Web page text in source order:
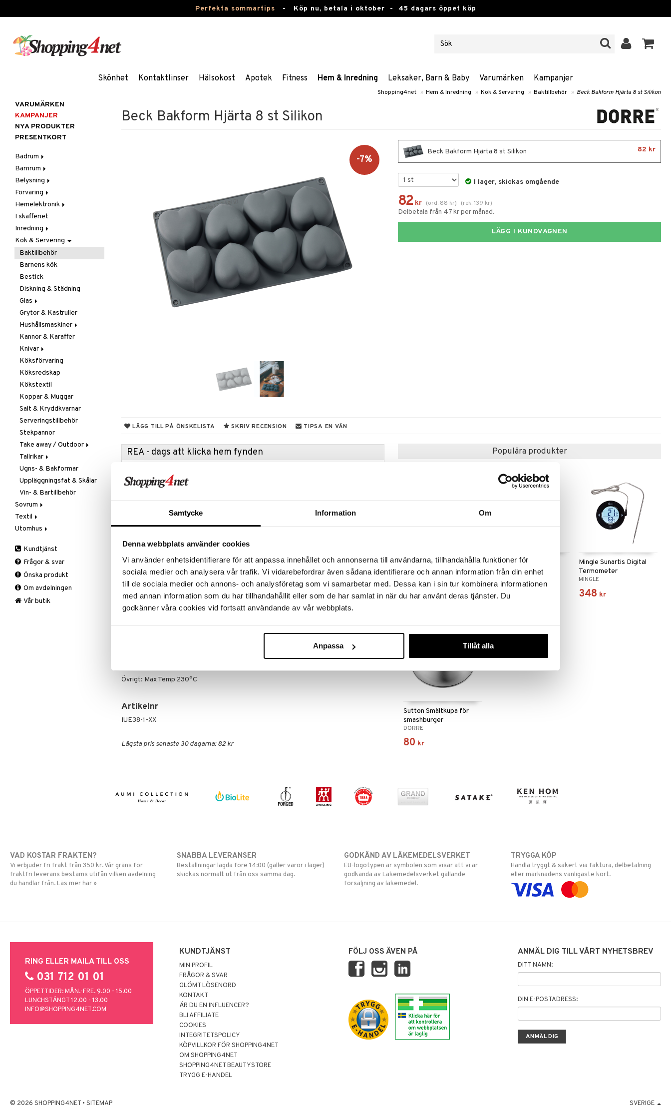
Samtycke Information Om
Denna webbplats använder cookies
Vi använder enhetsidentifierare för att anpassa innehållet och annonserna till användarna, tillhandahålla funktioner för
sociala medier och analysera vår trafik. Vi vidarebefordrar även sådana identifierare och annan information från din enhet
till de sociala medier och annons- och analysföretag som vi samarbetar med. Dessa kan i sin tur kombinera informationen
med annan information som du har tillhandahållit eller som de har samlat in när du har använt deras tjänster. Du
godkänner våra cookies vid fortsatt användande av vår webbplats.
Anpassa Tillåt alla
Perfekta sommartips - Köp nu, betala i oktober - 45 dagars öppet köp
Skönhet Kontaktlinser Hälsokost Apotek Fitness Hem & Inredning Leksaker, Barn & Baby Varumärken Kampanjer
Shopping4net » Hem & Inredning » Kök & Servering » Baktillbehör » Beck Bakform Hjärta 8 st Silikon
Beck Bakform Hjärta 8 st Silikon
-7%
Beck Bakform Hjärta 8 st Silikon 82 kr
I lager, skickas omgående
82 kr (ord. 88 kr) (rek.139 kr)
Delbetala från 47 kr per månad.
LÄGG I KUNDVAGNEN
LÄGG TILL PÅ ÖNSKELISTA SKRIV RECENSION TIPSA EN VÄN
REA - dags att klicka hem fynden
Rean pågår fram till 31/8-2026, men var snabb - dina
favoritprodukter kan fort ta slut!
TILL REAN »
Beck bakform Hjärta ger åtta jämna hjärtformade bakverk med fin detaljering.
Silikonet gör formen smidig att använda och enkel att rengöra. Idealisk för allt från
choklad och mousse till bakelser när du vill skapa något personligt eller romantiskt.
Höjd: 5 cm
Bredd: 17 cm
Längd: 29 cm
Övrigt: Max Temp 230°C
Artikelnr
IUE38-1-XX
Lägsta pris senaste 30 dagarna: 82 kr
Populära produkter
Lock till Margrethe-skål
ROSTI
28 kr (ord.32 kr)
Tru Tubklämmare
DORRE
30 kr
Mingle Sunartis Digital
Termometer
MINGLE
348 kr
Sutton Smältkupa för
smashburger
DORRE
80 kr
VARUMÄRKEN
KAMPANJER
NYA PRODUKTER
PRESENTKORT
Badrum
Badrumsinredning
Badrumstextilier
Badrumstillbehör
Barnrum
Barnlampor
Barnmöbler
Barnrumsdekoration
Barnrumsförvaring
Barnrumstextilier
Belysning
Belysningstillbehör
Lampor
Bordslampor
Taklampor
LED-ljus
Ljuslyktor & Ljusstakar
Utomhusbelysning
Förvaring
Hängare & krokar
Hyllor
Småförvaring
Småförvaring & Korgar
Väskor
Hemelektronik
Ljud
I skafferiet
Inredning
Dekoration
Böcker
Figurer & Skulpturer
Klockor
Krukor
Metal Art
Väggdekorationer
Vaser
Doftljus & Doftspridare
Förvaring & Hyllor
Hängare & Krokar
Hyllor
Småförvaring & Korgar
Juldekoration
Ljuslyktor & Ljusstakar
Småmöbler
Kök & Servering
Baktillbehör
Barnens kök
Bestick
Diskning & Städning
Glas
Champagneglas
Dricksglas
Drink- & Cocktailglas
Ölglas
Snaps- & Avecglas
Vinglas
Whiskey- & Cognacglas
Grytor & Kastruller
Hushållsmaskiner
Brödrostar
Kaffe, Te & Espresso
Mixer & Elvispar
Övriga maskiner
Vattenkokare
Kannor & Karaffer
Knivar
Brödknivar
Knivset
Knivslipar och Brynen
Knivtillbehör
Kockknivar
Skal- & Grönsaksknivar
Skärbrädor
Specialknivar
Köksförvaring
Köksredskap
Kökstextil
Koppar & Muggar
Salt & Kryddkvarnar
Serveringstillbehör
Stekpannor
Take away / Outdoor
Flaskor
Matlådor
Termoskannor
Termosmuggar
Tallrikar
Assietter
Djupa tallrikar
Mattallrikar
Ugns- & Bakformar
Uppläggningsfat & Skålar
Vin- & Bartillbehör
Sovrum
Filtar & Plädar
Prydnadskuddar
Bäddset
Kuddar & Täcken
Lakan & Örngott
Tillbehör
Textil
Badrumstextilier
Filtar & Plädar
Kökstextilier
Mattor
Övrigt
Prydnadskuddar
Utomhus
Friluftsliv
Grill & Grilltillbehör
Krukor
Mygg- & insektsskydd
Picknick
Kundtjänst
Frågor & svar
Önska produkt
Om avdelningen
Vår butik
VAD KOSTAR FRAKTEN?
Vi erbjuder fri frakt från 350 kr. Vår gräns för
fraktfri leverans bestäms utifån vilken avdelning
du handlar från. Läs mer här »
SNABBA LEVERANSER
Beställningar lagda före 14:00 (gäller varor i lager)
skickas normalt ut från oss samma dag.
GODKÄND AV LÄKEMEDELSVERKET
EU-logotypen är symbolen som visar att vi är
godkända av Läkemedelsverket gällande
försäljning av läkemedel.
TRYGGA KÖP
Handla tryggt & säkert via faktura, delbetalning
eller marknadens vanligaste kort.
RING ELLER MAILA TILL OSS
031 712 01 01
ÖPPETTIDER: MÅN.-FRE. 9.00 - 15.00
LUNCHSTÄNGT 12.00 - 13.00
INFO@SHOPPING4NET.COM
KUNDTJÄNST
MIN PROFIL
FRÅGOR & SVAR
GLÖMT LÖSENORD
KONTAKT
ÄR DU EN INFLUENCER?
BLI AFFILIATE
COOKIES
INTEGRITETSPOLICY
KÖPVILLKOR FÖR SHOPPING4NET
OM SHOPPING4NET
SHOPPING4NET BEAUTYSTORE
TRYGG E-HANDEL
FÖLJ OSS ÄVEN PÅ ANMÄL DIG TILL VÅRT NYHETSBREV
DITT NAMN:
DIN E-POSTADRESS:
© 2026 SHOPPING4NET • SITEMAP SVERIGE